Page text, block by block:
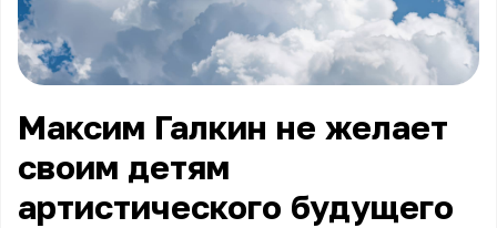
Максим Галкин не желает
своим детям
артистического будущего